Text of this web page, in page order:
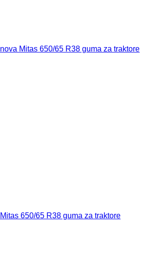
nova Mitas 650/65 R38 guma za traktore
Mitas 650/65 R38 guma za traktore